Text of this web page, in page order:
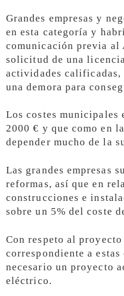
Grandes empresas y
en esta categoría y
comunicación previa al
solicitud de una
actividades calificadas,
una demora para
Los costes municipales
2000 € y que como en
depender mucho de la
Las grandes empresas
reformas, así que en
construcciones e
sobre un 5% del coste
Con respeto al
correspondiente a estas
necesario un proyecto
eléctrico.